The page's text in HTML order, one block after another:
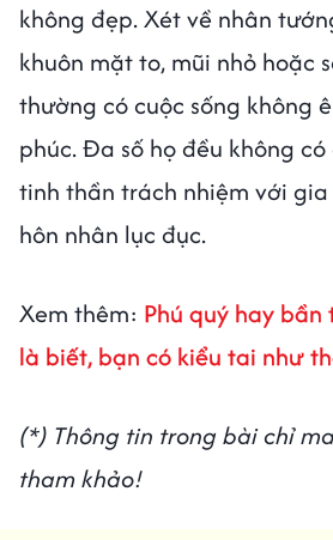
không đẹp. Xét về nhân
khuôn mặt to, mũi nhỏ hoặc
thường có cuộc sống không
phúc. Đa số họ đều không
tinh thần trách nhiệm với gia
hôn nhân lục đục.
Xem thêm: Phú quý hay
là biết, bạn có kiểu tai như
(*) Thông tin trong bài chỉ
tham khảo!